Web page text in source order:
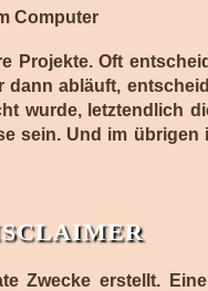
Computer
Projekte. Oft
dann abläuft,
wurde, letztendlich
sein. Und im
Zwecke erstellt.